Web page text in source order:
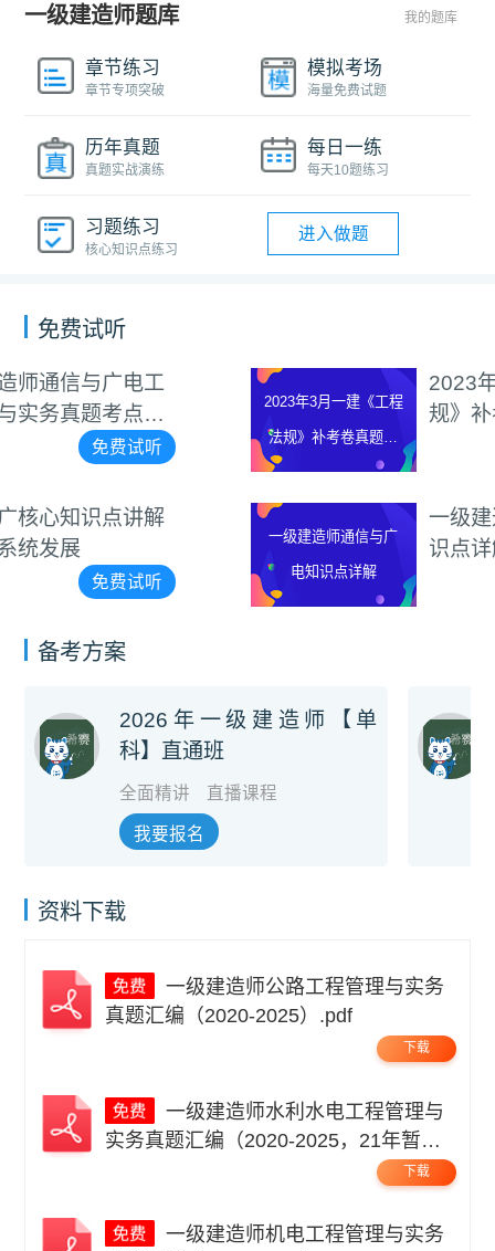
一级建造师题库 我的题库
章节练习
章节专项突破
模拟考场
海量免费试题
历年真题
真题实战演练
每日一练
每天10题练习
习题练习
核心知识点练习
进入做题
免费试听
2023年3月一建《工程
法规》补考卷真题解
2023年3月一建《工程法
规》补考卷真题解析视频
免费试听
电知识点详解
一级建造师通信与广电知
识点详解
免费试听
备考方案
2026年一级建造师【单
科】直通班
全面精讲 直播课程
我要报名
资料下载
一级建造师公路工程管理与实务
真题汇编（2020-2025）.pdf
下载
一级建造师水利水电工程管理与
实务真题汇编（2020-2025，21年暂
下载
一级建造师机电工程管理与实务